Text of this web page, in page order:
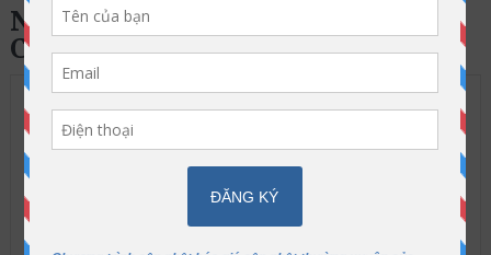
NHÀ SẢN XUẤT CUỘN RÀO
CÔNG TRÌNH